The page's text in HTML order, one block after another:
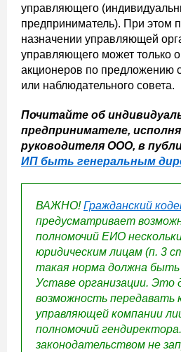
управляющего
предприниматель). При этом
назначении управляющей
управляющего может только
акционеров по предложению
или наблюдательного совета.
Почитайте об
предпринимателе,
руководителя ООО, в
ИП быть генеральным
ВАЖНО!Гражданский
предусматривает
полномочий ЕИО
юридическим лицам (п. 3
такая норма должна быть
Уставе организации. Это
возможность передавать
управляющей компании
полномочий
законодательством не